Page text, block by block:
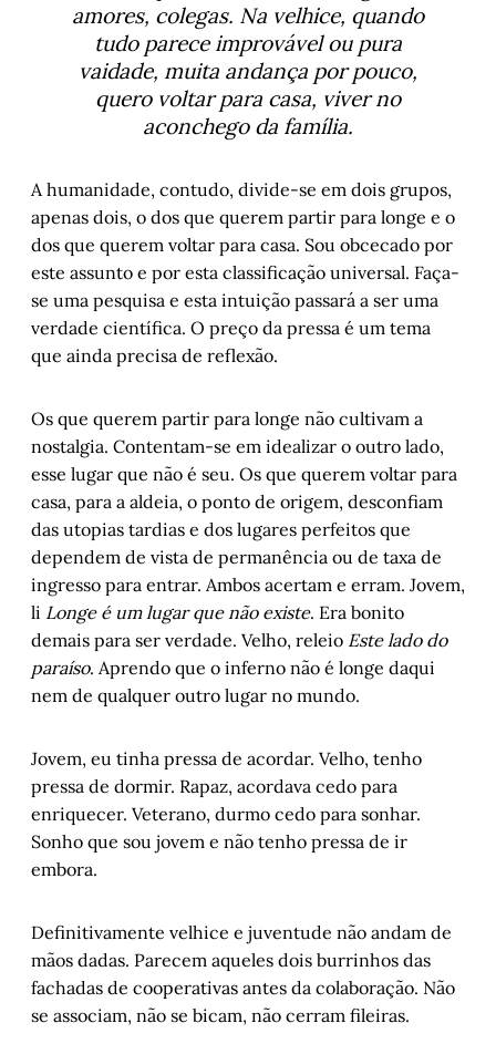
amores, colegas. Na velhice, quando
tudo parece improvável ou pura
vaidade, muita andança por pouco,
quero voltar para casa, viver no
aconchego da família.
A humanidade, contudo, divide-se em dois grupos,
apenas dois, o dos que querem partir para longe e o
dos que querem voltar para casa. Sou obcecado por
este assunto e por esta classificação universal. Faça-
se uma pesquisa e esta intuição passará a ser uma
verdade científica. O preço da pressa é um tema
que ainda precisa de reflexão.
Os que querem partir para longe não cultivam a
nostalgia. Contentam-se em idealizar o outro lado,
esse lugar que não é seu. Os que querem voltar para
casa, para a aldeia, o ponto de origem, desconfiam
das utopias tardias e dos lugares perfeitos que
dependem de vista de permanência ou de taxa de
ingresso para entrar. Ambos acertam e erram. Jovem,
li Longe é um lugar que não existe. Era bonito
demais para ser verdade. Velho, releio Este lado do
paraíso. Aprendo que o inferno não é longe daqui
nem de qualquer outro lugar no mundo.
Jovem, eu tinha pressa de acordar. Velho, tenho
pressa de dormir. Rapaz, acordava cedo para
enriquecer. Veterano, durmo cedo para sonhar.
Sonho que sou jovem e não tenho pressa de ir
embora.
Definitivamente velhice e juventude não andam de
mãos dadas. Parecem aqueles dois burrinhos das
fachadas de cooperativas antes da colaboração. Não
se associam, não se bicam, não cerram fileiras.